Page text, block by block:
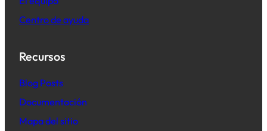
Centro de ayuda
Recursos
Blog Posts
Documentación
Mapa del sitio